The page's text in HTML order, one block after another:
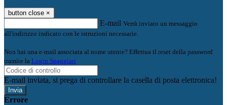
button close ×
E-mail Verrà inviato un messaggio
all'indirizzo indicato con le istruzioni necessarie.
Non hai una e-mail associata al nome utente? Effettua il reset della password
tramite la Login Spaggiari
E-mail inviata, si prega di controllare la casella di posta elettronica!
Errore